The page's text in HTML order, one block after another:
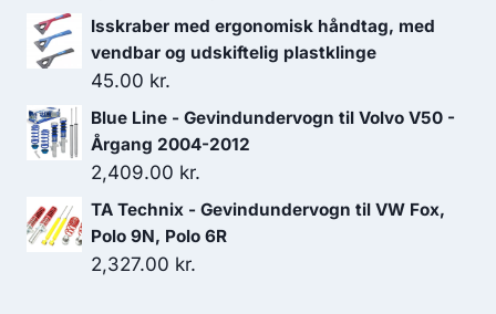
549.00 kr.. 494.10 kr..
oprindelige
pris
1,399.00 kr..
aktuelle
pris
1,259.10 kr..
Isskraber med ergonomisk håndtag, med
vendbar og udskiftelig plastklinge
45.00 kr.
Blue Line - Gevindundervogn til Volvo V50 -
Årgang 2004-2012
2,409.00 kr.
TA Technix - Gevindundervogn til VW Fox,
Polo 9N, Polo 6R
2,327.00 kr.